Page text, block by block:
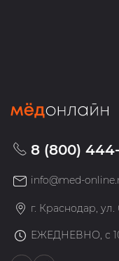
8 (800) 444-
info@med-
г. Краснодар, ул.
ЕЖЕДНЕВНО, с